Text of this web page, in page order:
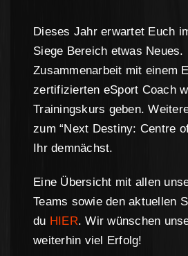
Dieses Jahr erwartet Euch
Siege Bereich etwas Neues.
Zusammenarbeit mit einem
zertifizierten eSport Coach
Trainingskurs geben.
zum “Next Destiny: Centre
Ihr demnächst.
Eine Übersicht mit allen
Teams sowie den aktuellen
du HIER. Wir wünschen
weiterhin viel Erfolg!